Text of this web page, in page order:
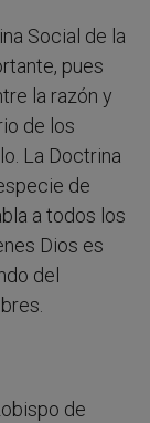
Social de la
pues
la razón y
de los
La Doctrina
de
a todos los
Dios es
del
de